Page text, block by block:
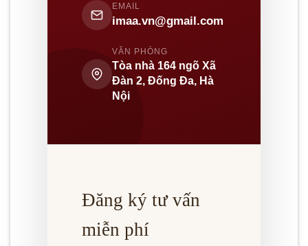
EMAIL
imaa.vn@gmail.com
VĂN PHÒNG
Tòa nhà 164 ngõ Xã
Đàn 2, Đống Đa, Hà
Nội
Đăng ký tư vấn
miễn phí